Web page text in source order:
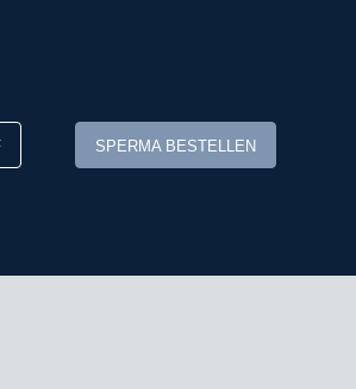
SPERMA BESTELLEN